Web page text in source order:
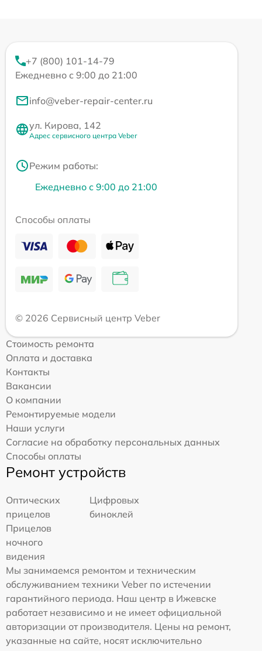
+7 (800) 101-14-79
Ежедневно с 9:00 до 21:00
info@veber-repair-center.ru
ул. Кирова, 142
Адрес сервисного центра Veber
Режим работы:
Ежедневно с 9:00 до 21:00
Способы оплаты
© 2026 Сервисный центр Veber
Стоимость ремонта
Оплата и доставка
Контакты
Вакансии
О компании
Ремонтируемые модели
Наши услуги
Согласие на обработку персональных данных
Способы оплаты
Ремонт устройств
Оптических
прицелов
Цифровых
биноклей
Прицелов
ночного
видения
Мы занимаемся ремонтом и техническим
обслуживанием техники Veber по истечении
гарантийного периода. Наш центр в Ижевске
работает независимо и не имеет официальной
авторизации от производителя. Цены на ремонт,
указанные на сайте, носят исключительно